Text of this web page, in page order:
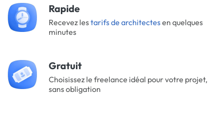
Rapide
Recevez lestarifs de architectesen quelques
minutes
Gratuit
Choisissez le freelance idéal pour votre projet,
sans obligation